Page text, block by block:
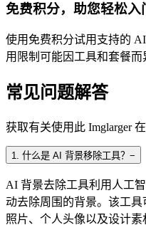
免费积分，助您轻松入
使用免费积分试用支持的
用限制可能因工具和套餐而
常见问题解答
获取有关使用此 Imglarger
1. 什么是 AI 背景移除工具？ −
AI 背景去除工具利用人工
动去除周围的背景。该工
照片、个人头像以及设计素